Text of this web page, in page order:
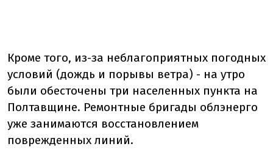
Кроме того, из-за неблагоприятных погодных
условий (дождь и порывы ветра) - на утро
были обесточены три населенных пункта на
Полтавщине. Ремонтные бригады облэнерго
уже занимаются восстановлением
поврежденных линий.